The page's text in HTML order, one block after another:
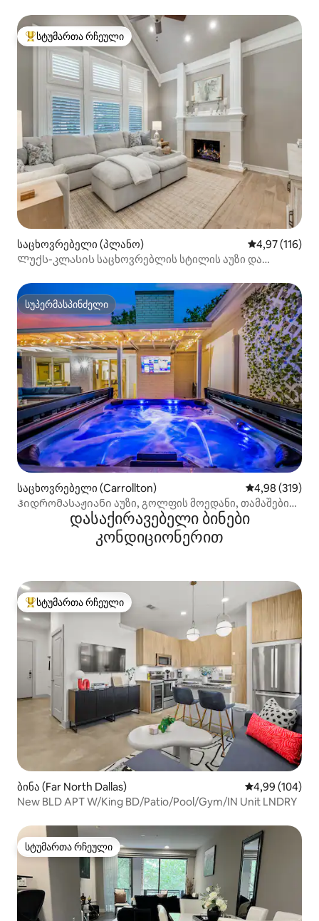
სტუმართა რჩეული მოწინავე ვარიანტი
სტუმართა რჩეული
საცხოვრებელი (პლანო) საშუალო
4,97 (116)
Ლუქს-კლასის საცხოვრებლის სტილის აუზი და
სუპერმასპინძელი
სუპერმასპინძელი
საცხოვრებელი (Carrollton) საშუალო
4,98 (319)
Ჰიდრომასაჟიანი აუზი, გოლფის მოედანი, თამაშების
დასაქირავებელი ბინები
კონდიციონერით
სტუმართა რჩეული მოწინავე ვარიანტი
სტუმართა რჩეული
ბინა (Far North Dallas) საშუალო
4,99 (104)
New BLD APT W/King BD/Patio/Pool/Gym/IN Unit LNDRY
სტუმართა რჩეული
სტუმართა რჩეული